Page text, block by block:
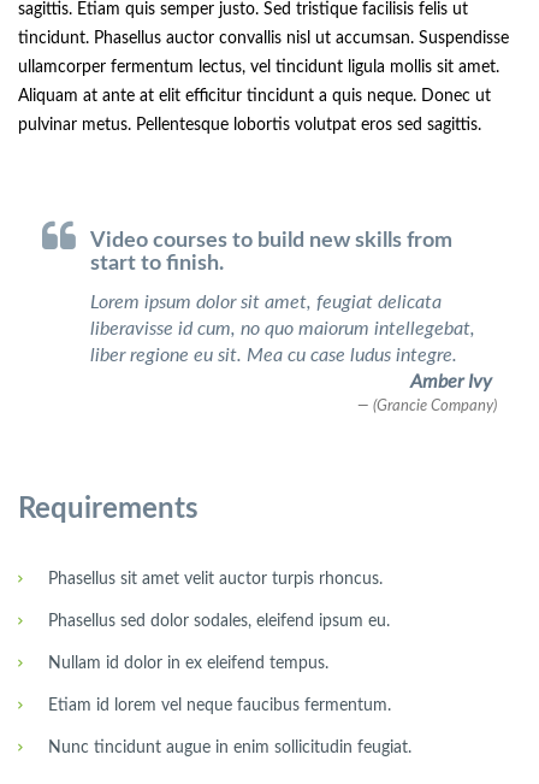
sagittis. Etiam quis semper justo. Sed tristique facilisis felis ut
tincidunt. Phasellus auctor convallis nisl ut accumsan. Suspendisse
ullamcorper fermentum lectus, vel tincidunt ligula mollis sit amet.
Aliquam at ante at elit efficitur tincidunt a quis neque. Donec ut
pulvinar metus. Pellentesque lobortis volutpat eros sed sagittis.
Video courses to build new skills from
start to finish.
Lorem ipsum dolor sit amet, feugiat delicata
liberavisse id cum, no quo maiorum intellegebat,
liber regione eu sit. Mea cu case ludus integre.
Amber Ivy
(Grancie Company)
Requirements
Phasellus sit amet velit auctor turpis rhoncus.
Phasellus sed dolor sodales, eleifend ipsum eu.
Nullam id dolor in ex eleifend tempus.
Etiam id lorem vel neque faucibus fermentum.
Nunc tincidunt augue in enim sollicitudin feugiat.